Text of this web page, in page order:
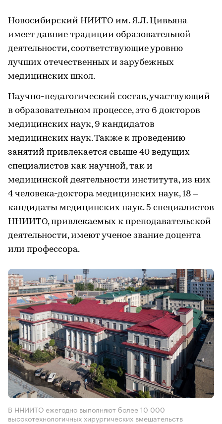
Новосибирский НИИТО им. Я.Л. Цивьяна
имеет давние традиции образовательной
деятельности, соответствующие уровню
лучших отечественных и зарубежных
медицинских школ.
Научно-педагогический состав, участвующий
в образовательном процессе, это 6 докторов
медицинских наук, 9 кандидатов
медицинских наук. Также к проведению
занятий привлекается свыше 40 ведущих
специалистов как научной, так и
медицинской деятельности института, из них
4 человека-доктора медицинских наук, 18 –
кандидаты медицинских наук. 5 специалистов
ННИИТО, привлекаемых к преподавательской
деятельности, имеют ученое звание доцента
или профессора.
В ННИИТО ежегодно выполняют более 10 000
высокотехнологичных хирургических вмешательств